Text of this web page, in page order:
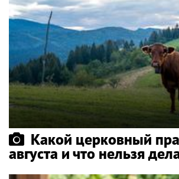
Какой церковный
августа и что нельзя